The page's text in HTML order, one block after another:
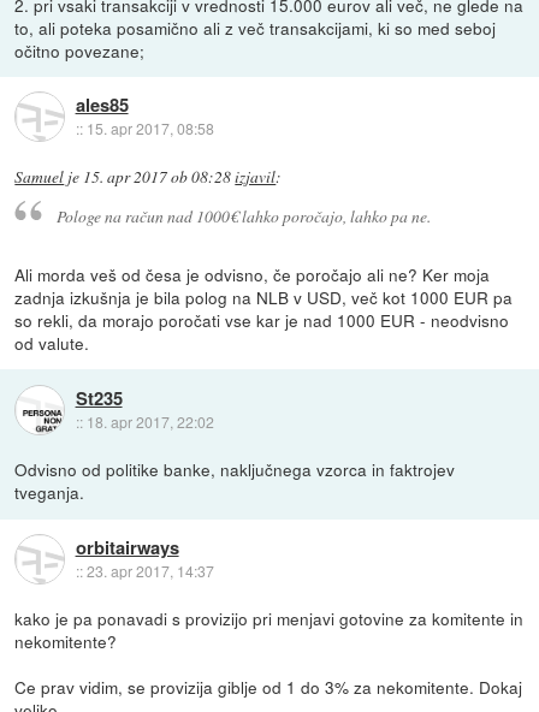
to, ali poteka posamično ali z več transakcijami, ki so med seboj
očitno povezane;
ales85
:: 15. apr 2017, 08:58
Samuel je 15. apr 2017 ob 08:28izjavil:
Pologe na račun nad 1000€ lahko poročajo, lahko pa ne.
Ali morda veš od česa je odvisno, če poročajo ali ne? Ker moja
zadnja izkušnja je bila polog na NLB v USD, več kot 1000 EUR pa
so rekli, da morajo poročati vse kar je nad 1000 EUR - neodvisno
od valute.
St235
:: 18. apr 2017, 22:02
Odvisno od politike banke, naključnega vzorca in faktrojev
tveganja.
orbitairways
::23. apr 2017, 14:37
kako je pa ponavadi s provizijo pri menjavi gotovine za komitente in
nekomitente?
Ce prav vidim, se provizija giblje od 1 do 3% za nekomitente. Dokaj